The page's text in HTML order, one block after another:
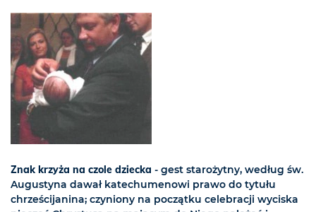
Znak krzyża na czole dziecka - gest starożytny, według św.
Augustyna dawał katechumenowi prawo do tytułu
chrześcijanina; czyniony na początku celebracji wyciska